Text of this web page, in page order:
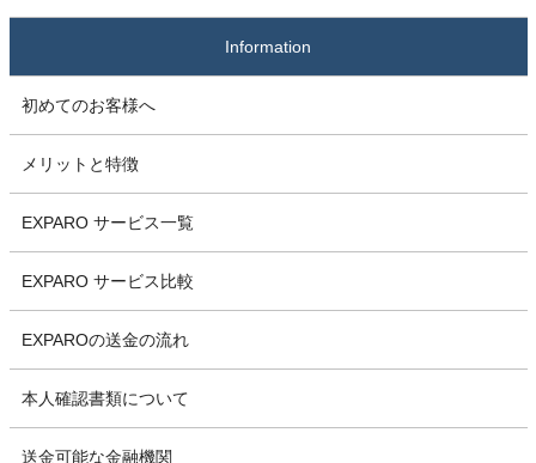
Information
初めてのお客様へ
メリットと特徴
EXPARO サービス一覧
EXPARO サービス比較
EXPAROの送金の流れ
本人確認書類について
送金可能な金融機関